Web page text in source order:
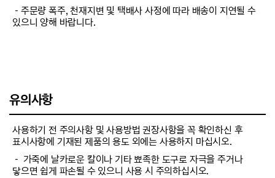
－주문량 폭주, 천재지변 및 택배사 사정에 따라 배송이 지연될 수
있으니 양해 바랍니다.
유의사항
사용하기 전 주의사항 및 사용방법 권장사항을 꼭 확인하신 후
표시사항에 기재된 제품의 용도 외에는 사용하지 마십시오.
－ 가죽에 날카로운 칼이나 기타 뾰족한 도구로 자극을 주거나
닿으면 쉽게 파손될 수 있으니 사용 시 주의하십시오.